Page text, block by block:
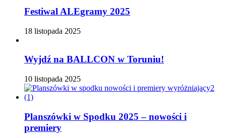
Festiwal ALEgramy 2025
18 listopada 2025
Wyjdź na BALLCON w Toruniu!
10 listopada 2025
Planszówki w Spodku 2025 – nowości i
premiery